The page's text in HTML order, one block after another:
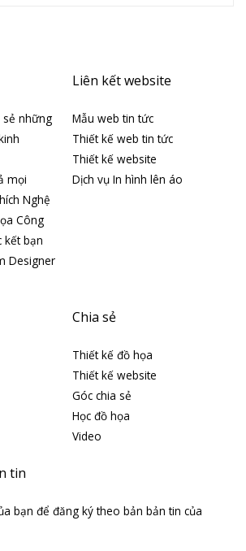
sẻ những
mọi
Nghệ
Công
kết bạn
Designer
Liên kết website
Mẫu web tin tức
Thiết kế web tin tức
Thiết kế website
Dịch vụ In hình lên áo
Chia sẻ
Thiết kế đồ họa
Thiết kế website
Góc chia sẻ
Học đồ họa
Video
tin
bạn để đăng ký theo bản bản tin của